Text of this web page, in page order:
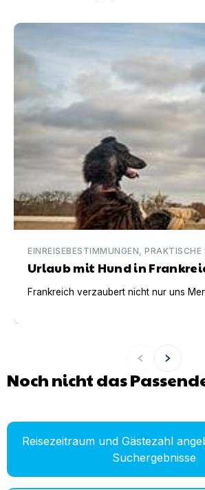
Urlaub mit Hund in Frankreich
EINREISEBESTIMMUNGEN,
Urlaub mit Hund in
Frankreich verzaubert nicht nur uns
Noch nicht das
Reisezeitraum und Gästezahl
Suchergebnisse